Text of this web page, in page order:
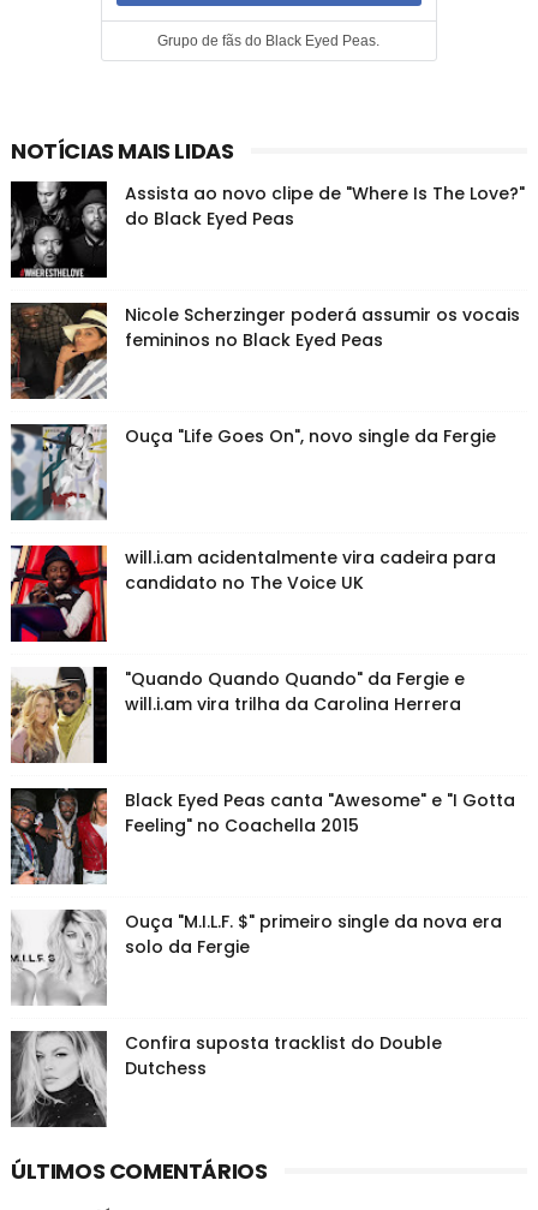
Grupo de fãs do Black Eyed Peas.
NOTÍCIAS MAIS LIDAS
Assista ao novo clipe de "Where Is The Love?"
do Black Eyed Peas
Nicole Scherzinger poderá assumir os vocais
femininos no Black Eyed Peas
Ouça "Life Goes On", novo single da Fergie
will.i.am acidentalmente vira cadeira para
candidato no The Voice UK
"Quando Quando Quando" da Fergie e
will.i.am vira trilha da Carolina Herrera
Black Eyed Peas canta "Awesome" e "I Gotta
Feeling" no Coachella 2015
Ouça "M.I.L.F. $" primeiro single da nova era
solo da Fergie
Confira suposta tracklist do Double
Dutchess
ÚLTIMOS COMENTÁRIOS